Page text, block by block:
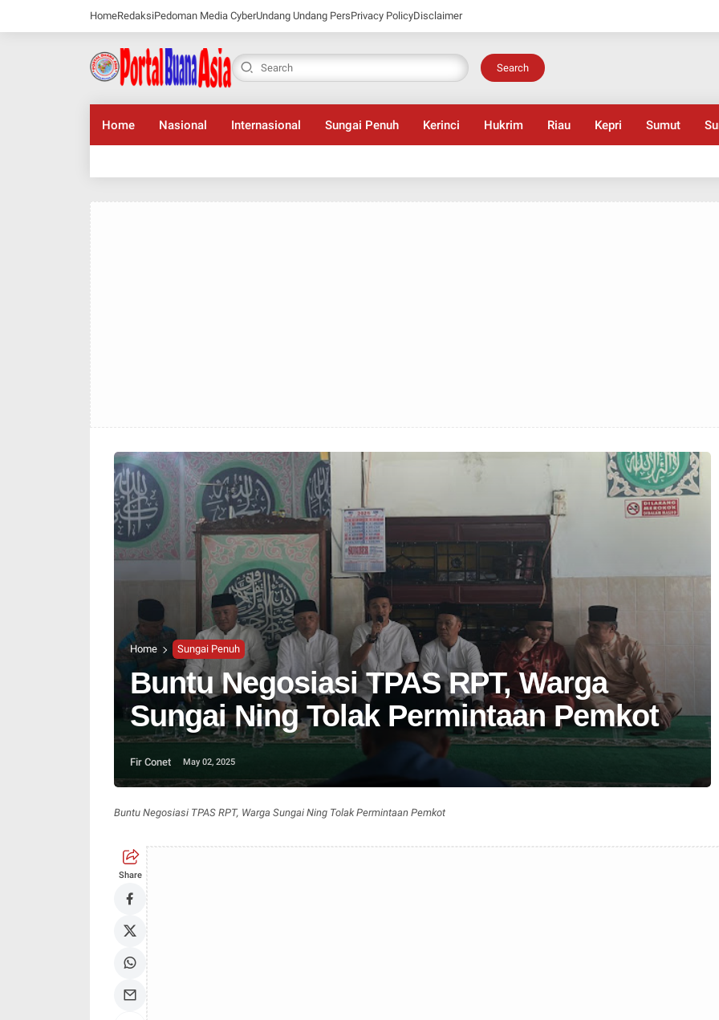
HomeRedaksiPedoman Media CyberUndang Undang PersPrivacy PolicyDisclaimer
Search
Home Nasional Internasional Sungai Penuh Kerinci Hukrim Riau Kepri Sumut
Home Sungai Penuh
Buntu Negosiasi TPAS RPT, Warga
Sungai Ning Tolak Permintaan Pemkot
Fir Conet May 02, 2025
Buntu Negosiasi TPAS RPT, Warga Sungai Ning Tolak Permintaan Pemkot
Share